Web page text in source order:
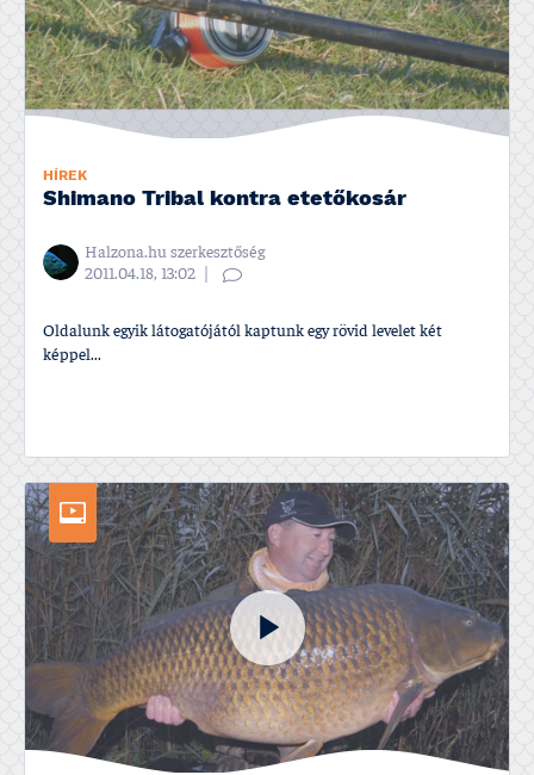
HÍREK
Shimano Tribal kontra etetőkosár
Halzona.hu szerkesztőség
2011.04.18, 13:02
Oldalunk egyik látogatójától kaptunk egy rövid levelet két
képpel...